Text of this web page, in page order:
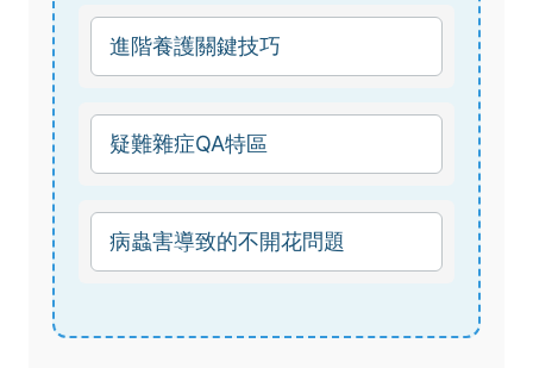
進階養護關鍵技巧
疑難雜症QA特區
病蟲害導致的不開花問題